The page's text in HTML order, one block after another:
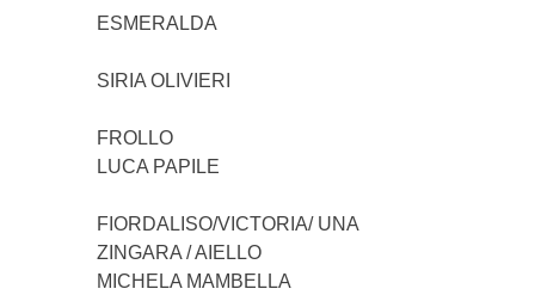
ESMERALDA
SIRIA OLIVIERI
LUCA PAPILE
FIORDALISO/VICTORIA/ UNA
ZINGARA / AIELLO
MICHELA MAMBELLA